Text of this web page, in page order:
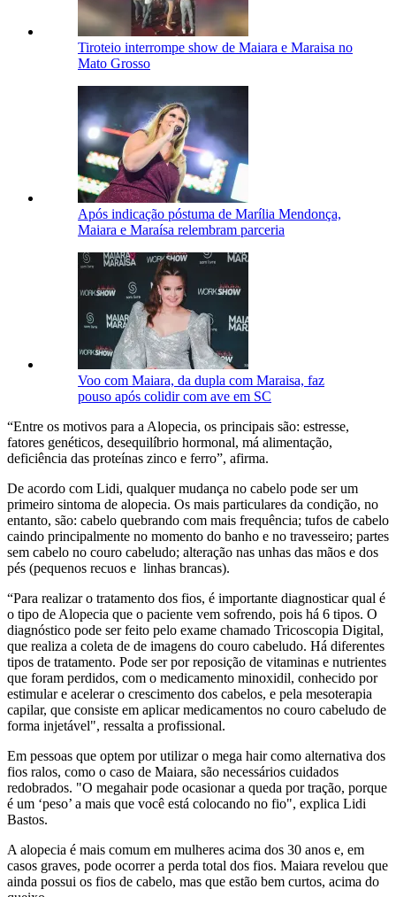
Tiroteio interrompe show de Maiara e Maraisa no
Mato Grosso
Após indicação póstuma de Marília Mendonça,
Maiara e Maraísa relembram parceria
Voo com Maiara, da dupla com Maraisa, faz
pouso após colidir com ave em SC
“Entre os motivos para a Alopecia, os principais são: estresse,
fatores genéticos, desequilíbrio hormonal, má alimentação,
deficiência das proteínas zinco e ferro”, afirma.
De acordo com Lidi, qualquer mudança no cabelo pode ser um
primeiro sintoma de alopecia. Os mais particulares da condição, no
entanto, são: cabelo quebrando com mais frequência; tufos de cabelo
caindo principalmente no momento do banho e no travesseiro; partes
sem cabelo no couro cabeludo; alteração nas unhas das mãos e dos
pés (pequenos recuos e linhas brancas).
“Para realizar o tratamento dos fios, é importante diagnosticar qual é
o tipo de Alopecia que o paciente vem sofrendo, pois há 6 tipos. O
diagnóstico pode ser feito pelo exame chamado Tricoscopia Digital,
que realiza a coleta de de imagens do couro cabeludo. Há diferentes
tipos de tratamento. Pode ser por reposição de vitaminas e nutrientes
que foram perdidos, com o medicamento minoxidil, conhecido por
estimular e acelerar o crescimento dos cabelos, e pela mesoterapia
capilar, que consiste em aplicar medicamentos no couro cabeludo de
forma injetável", ressalta a profissional.
Em pessoas que optem por utilizar o mega hair como alternativa dos
fios ralos, como o caso de Maiara, são necessários cuidados
redobrados. "O megahair pode ocasionar a queda por tração, porque
é um ‘peso’ a mais que você está colocando no fio", explica Lidi
Bastos.
A alopecia é mais comum em mulheres acima dos 30 anos e, em
casos graves, pode ocorrer a perda total dos fios. Maiara revelou que
ainda possui os fios de cabelo, mas que estão bem curtos, acima do